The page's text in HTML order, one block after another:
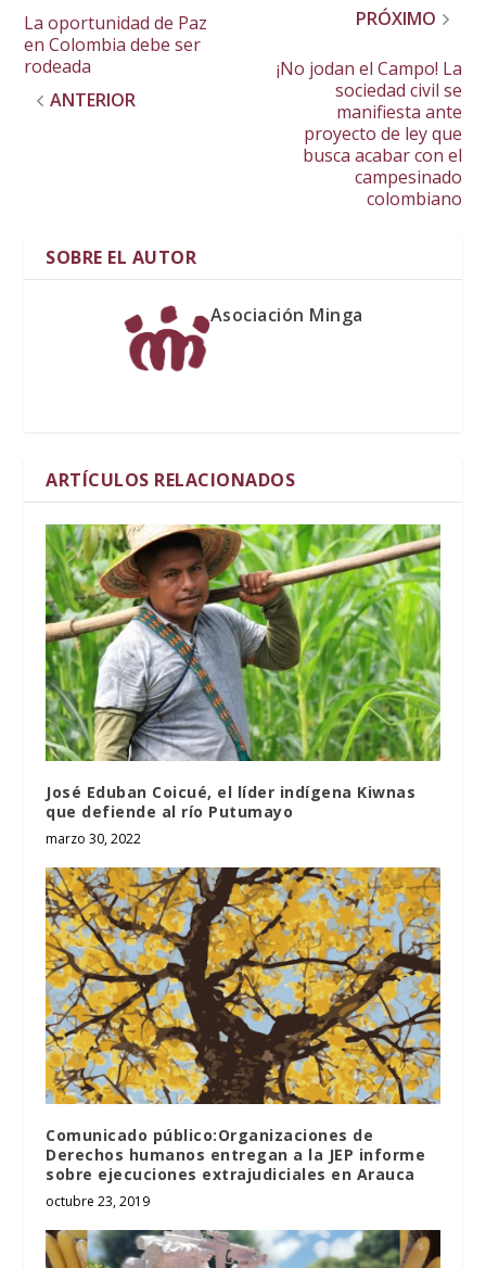
La oportunidad de Paz
en Colombia debe ser
rodeada
ANTERIOR
PRÓXIMO
¡No jodan el Campo! La
sociedad civil se
manifiesta ante
proyecto de ley que
busca acabar con el
campesinado
colombiano
SOBRE EL AUTOR
Asociación Minga
ARTÍCULOS RELACIONADOS
José Eduban Coicué, el líder indígena Kiwnas
que defiende al río Putumayo
marzo 30, 2022
Comunicado público:Organizaciones de
Derechos humanos entregan a la JEP informe
sobre ejecuciones extrajudiciales en Arauca
octubre 23, 2019